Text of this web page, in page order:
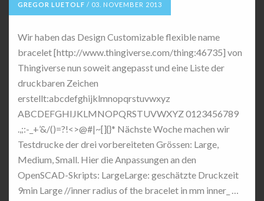
GREGOR LUETOLF / 03. NOVEMBER 2013
Wir haben das Design Customizable flexible name
bracelet [http://www.thingiverse.com/thing:46735] von
Thingiverse nun soweit angepasst und eine Liste der
druckbaren Zeichen
erstellt:abcdefghijklmnopqrstuvwxyz
ABCDEFGHIJKLMNOPQRSTUVWXYZ 0123456789
.,;:-_+’&/()=?!<>@#|~[]{}* Nächste Woche machen wir
Testdrucke der drei vorbereiteten Grössen: Large,
Medium, Small. Hier die Anpassungen an den
OpenSCAD-Skripts: LargeLarge: geschätzte Druckzeit
9min Large //inner radius of the bracelet in mm inner_ …